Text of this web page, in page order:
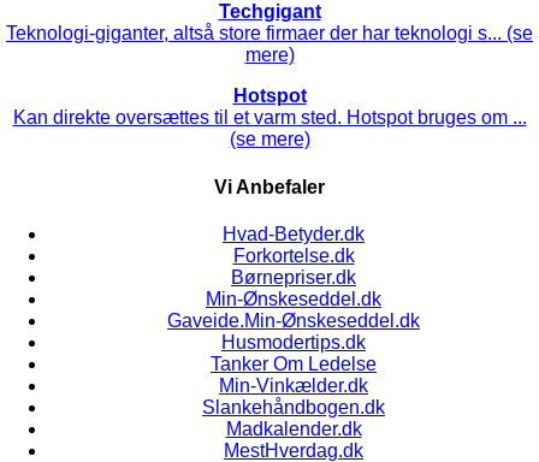
Techgigant
Teknologi-giganter, altså store firmaer der har teknologi s... (se
mere)
Hotspot
Kan direkte oversættes til et varm sted. Hotspot bruges om ...
(se mere)
Vi Anbefaler
Hvad-Betyder.dk
Forkortelse.dk
Børnepriser.dk
Min-Ønskeseddel.dk
Gaveide.Min-Ønskeseddel.dk
Husmodertips.dk
Tanker Om Ledelse
Min-Vinkælder.dk
Slankehåndbogen.dk
Madkalender.dk
MestHverdag.dk